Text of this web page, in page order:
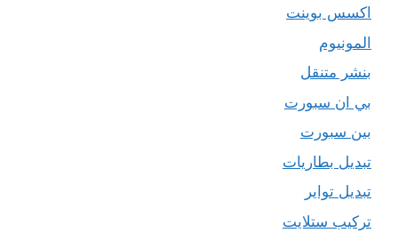
اكسس بوينت
المونيوم
بنشر متنقل
بي ان سبورت
بين سبورت
تبديل بطاريات
تبديل تواير
تركيب ستلايت